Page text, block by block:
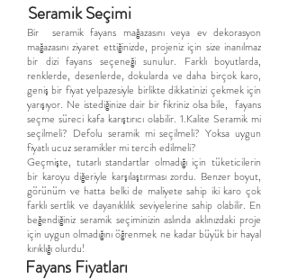
Seramik Seçimi
​Bir seramik fayans mağazasını veya ev dekorasyon
mağazasını ziyaret ettiğinizde, projeniz için size inanılmaz
bir dizi fayans seçeneği sunulur. Farklı boyutlarda,
renklerde, desenlerde, dokularda ve daha birçok karo,
geniş bir fiyat yelpazesiyle birlikte dikkatinizi çekmek için
yarışıyor. Ne istediğinize dair bir fikriniz olsa bile, fayans
seçme süreci kafa karıştırıcı olabilir. 1.Kalite Seramik mi
seçilmeli? Defolu seramik mi seçilmeli? Yoksa uygun
fiyatlı ucuz seramikler mi tercih edilmeli?
Geçmişte, tutarlı standartlar olmadığı için tüketicilerin
bir karoyu diğeriyle karşılaştırması zordu. Benzer boyut,
görünüm ve hatta belki de maliyete sahip iki karo çok
farklı sertlik ve dayanıklılık seviyelerine sahip olabilir. En
beğendiğiniz seramik seçiminizin aslında aklınızdaki proje
için uygun olmadığını öğrenmek ne kadar büyük bir hayal
kırıklığı olurdu!
Fayans Fiyatları